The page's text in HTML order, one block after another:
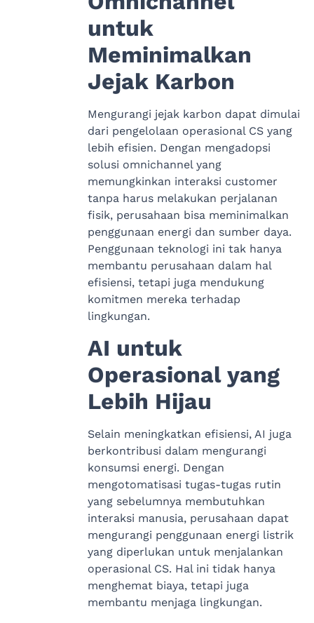
untuk
Meminimalkan
Jejak Karbon
Mengurangi jejak karbon dapat dimulai
dari pengelolaan operasional CS yang
lebih efisien. Dengan mengadopsi
solusi omnichannel yang
memungkinkan interaksi customer
tanpa harus melakukan perjalanan
fisik, perusahaan bisa meminimalkan
penggunaan energi dan sumber daya.
Penggunaan teknologi ini tak hanya
membantu perusahaan dalam hal
efisiensi, tetapi juga mendukung
komitmen mereka terhadap
lingkungan.
AI untuk
Operasional yang
Lebih Hijau
Selain meningkatkan efisiensi, AI juga
berkontribusi dalam mengurangi
konsumsi energi. Dengan
mengotomatisasi tugas-tugas rutin
yang sebelumnya membutuhkan
interaksi manusia, perusahaan dapat
mengurangi penggunaan energi listrik
yang diperlukan untuk menjalankan
operasional CS. Hal ini tidak hanya
menghemat biaya, tetapi juga
membantu menjaga lingkungan.